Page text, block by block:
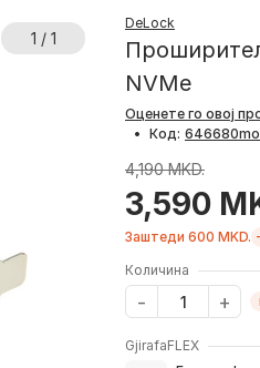
1 / 1
DeLock
NVMe
Оценете го овој
• Код:
4,190 MKD.
3,590
Заштеди 600 MKD.
Количина
GjirafaFLEX